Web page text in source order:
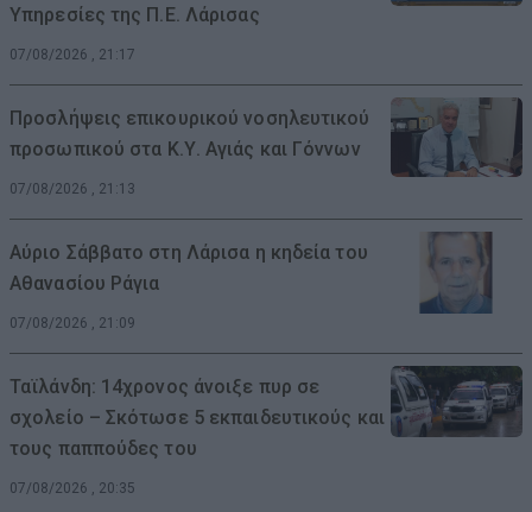
Υπηρεσίες της Π.Ε. Λάρισας
07/08/2026 , 21:17
Προσλήψεις επικουρικού νοσηλευτικού
προσωπικού στα Κ.Υ. Αγιάς και Γόννων
07/08/2026 , 21:13
Αύριο Σάββατο στη Λάρισα η κηδεία του
Αθανασίου Ράγια
07/08/2026 , 21:09
Ταϊλάνδη: 14χρονος άνοιξε πυρ σε
σχολείο – Σκότωσε 5 εκπαιδευτικούς και
τους παππούδες του
07/08/2026 , 20:35